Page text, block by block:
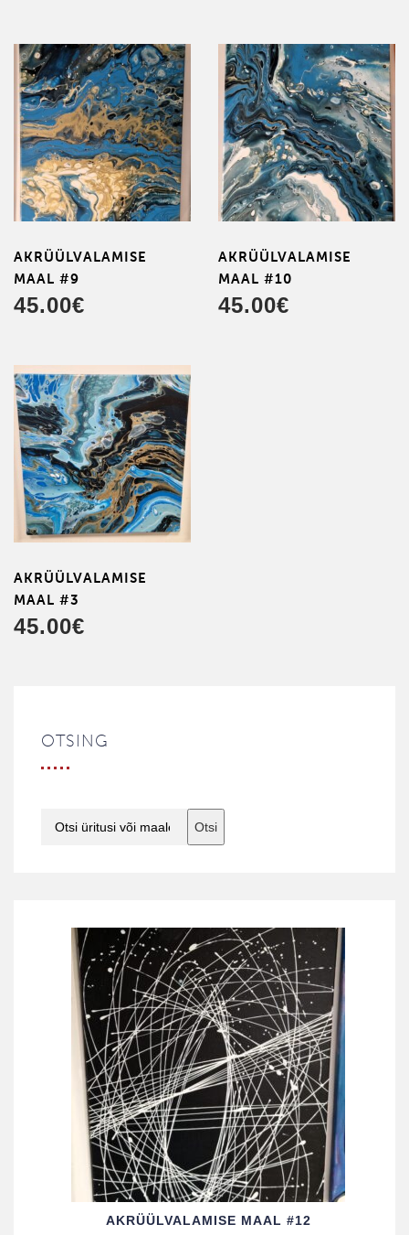
AKRÜÜL­VALAMISE
MAAL #9
45.00€
AKRÜÜL­VALAMISE
MAAL #10
45.00€
AKRÜÜL­VALAMISE
MAAL #3
45.00€
OTSING
Otsi
AKRÜÜL­VALAMISE MAAL #12